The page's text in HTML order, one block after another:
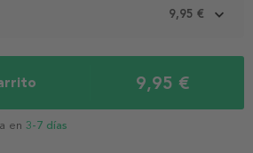
9,95 €
9,95 €
en 3-7 días